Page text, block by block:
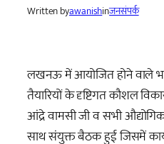
Written byawanishinजनसंपर्क
लखनऊ में आयोजित होने वाले
तैयारियों के दृष्टिगत कौशल
आंद्रे वामसी जी व सभी
साथ संयुक्त बैठक हुई जिसमें